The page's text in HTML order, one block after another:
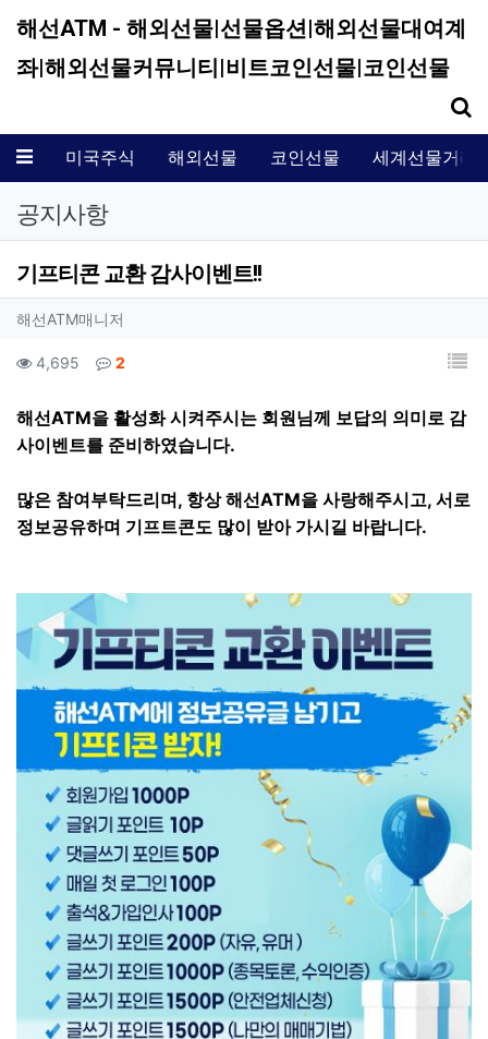
해선ATM - 해외선물|선물옵션|해외선물대여계
좌|해외선물커뮤니티|비트코인선물|코인선물
메뉴 미국주식 해외선물 코인선물 세계선물거래
공지사항
기프티콘 교환 감사이벤트!!
작성자 정보
해선ATM매니저
컨텐츠 정보
4,695 조회 2 목
본문
해선ATM을 활성화 시켜주시는 회원님께 보답의 의미로 감
사이벤트를 준비하였습니다.
많은 참여부탁드리며, 항상 해선ATM을 사랑해주시고, 서로
정보공유하며 기프트콘도 많이 받아 가시길 바랍니다.